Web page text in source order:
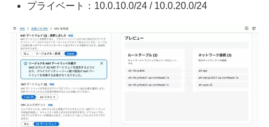
プライベート：10.0.10.0/24 / 10.0.20.0/24